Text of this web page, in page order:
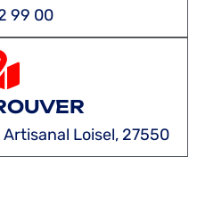
99 00
Loisel, 27550